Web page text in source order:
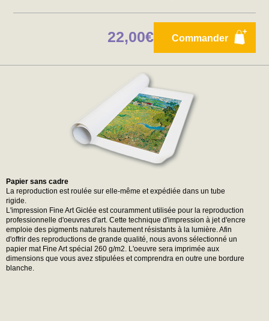
Commander
22,00€
Papier sans cadre
La reproduction est roulée sur elle-même et expédiée dans un tube
rigide.
L'impression Fine Art Giclée est couramment utilisée pour la reproduction
professionnelle d'oeuvres d'art. Cette technique d'impression à jet d'encre
emploie des pigments naturels hautement résistants à la lumière. Afin
d'offrir des reproductions de grande qualité, nous avons sélectionné un
papier mat Fine Art spécial 260 g/m2. L'oeuvre sera imprimée aux
dimensions que vous avez stipulées et comprendra en outre une bordure
blanche.